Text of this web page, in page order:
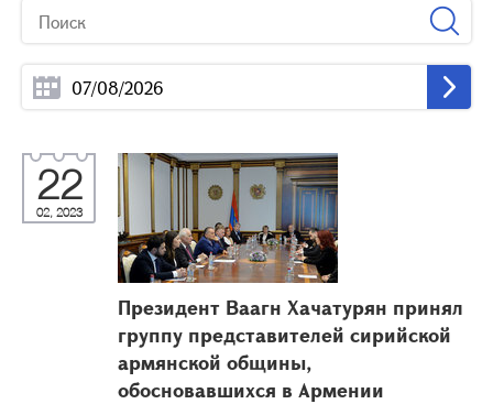
22
02, 2023
Президент Ваагн Хачатурян принял
группу представителей сирийской
армянской общины,
обосновавшихся в Армении